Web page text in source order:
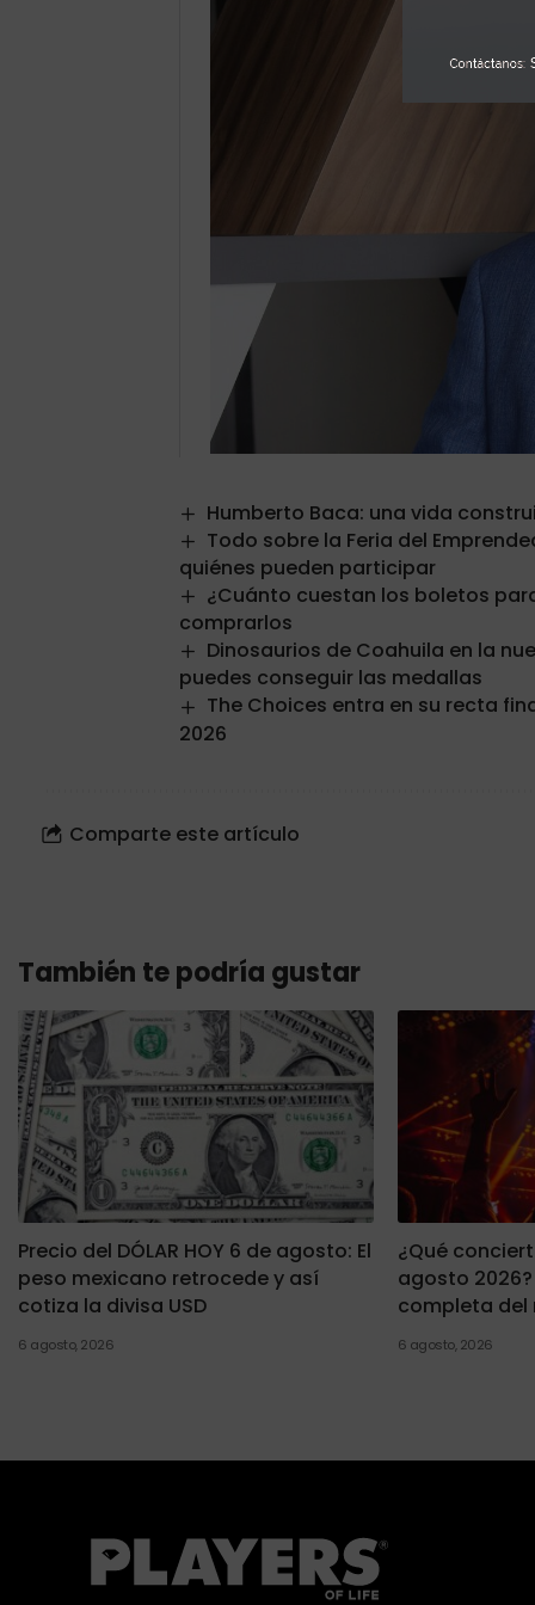
Humberto Baca: una vida
Todo sobre la Feria del
quiénes pueden participar
¿Cuánto cuestan los boletos
comprarlos
Dinosaurios de Coahuila en la
puedes conseguir las medallas
The Choices entra en su recta
2026
Comparte este artículo
También te podría gustar
Precio del DÓLAR HOY 6 de agosto: El
peso mexicano retrocede y así
cotiza la divisa USD
6 agosto, 2026
¿Qué
agosto
completa del
6 agosto, 2026